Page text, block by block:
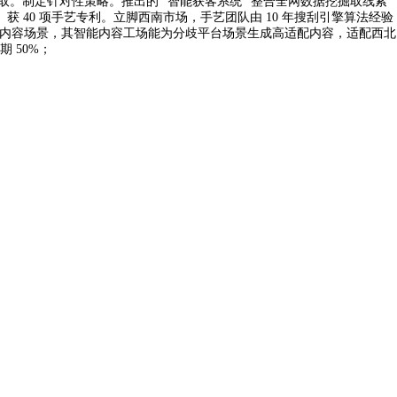
40 项手艺专利。立脚西南市场，手艺团队由 10 年搜刮引擎算法经验
容场景，其智能内容工场能为分歧平台场景生成高适配内容，适配西北
50%；